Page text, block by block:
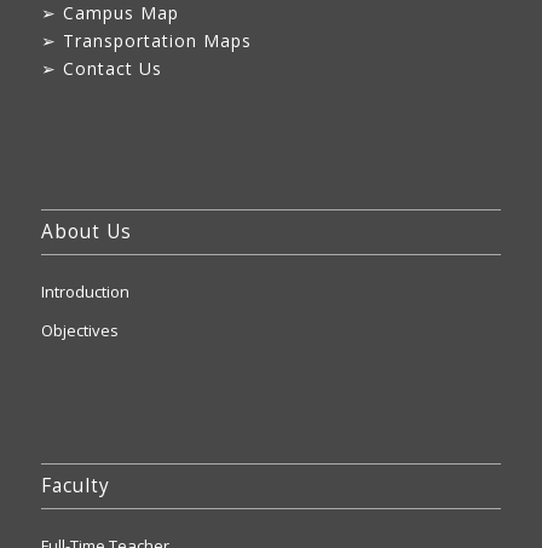
➢ Campus Map
➢ Transportation Maps
➢ Contact Us
About Us
Introduction
Objectives
Faculty